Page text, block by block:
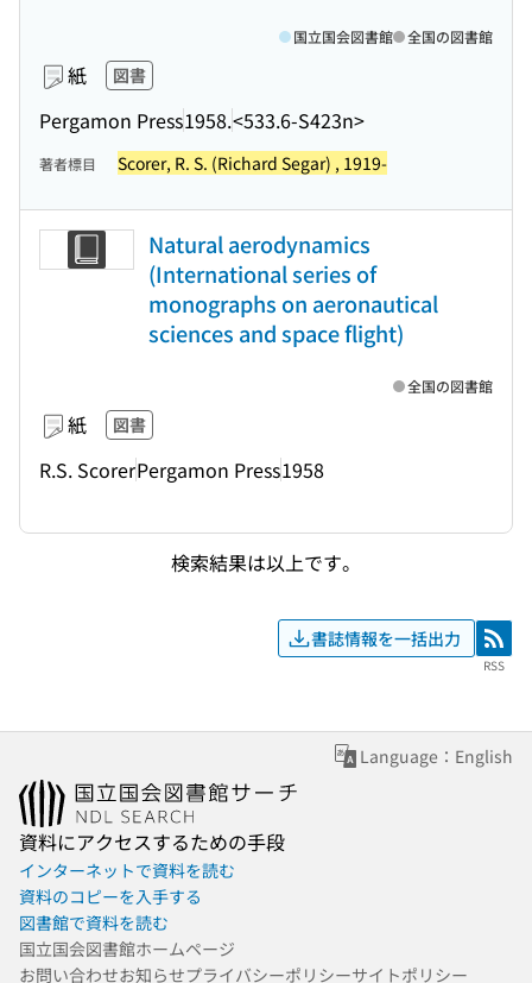
紙 図書
Pergamon Press1958.<533.6-S423n>
国立国会図書館 全国の図書館
著者標目 Scorer, R. S. (Richard Segar) , 1919-
Natural aerodynamics
(International series of
monographs on aeronautical
sciences and space flight)
紙 図書
R.S. ScorerPergamon Press1958
全国の図書館
検索結果は以上です。
書誌情報を一括出力 RSS
RSS
Language：English
資料にアクセスするための手段
インターネットで資料を読む
資料のコピーを入手する
図書館で資料を読む
国立国会図書館ホームページ
お問い合わせお知らせプライバシーポリシーサイトポリシー